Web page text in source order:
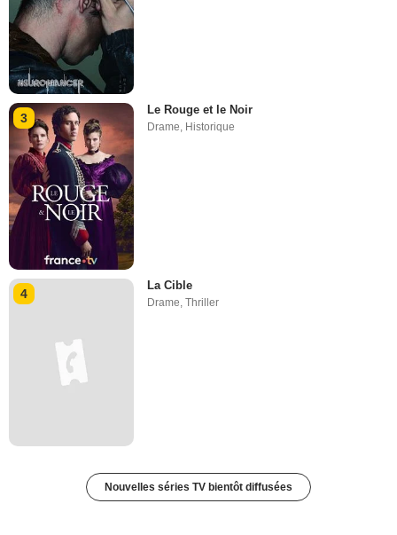
3
Le Rouge et le Noir
Drame, Historique
4
La Cible
Drame,Thriller
Nouvelles séries TV bientôt diffusées